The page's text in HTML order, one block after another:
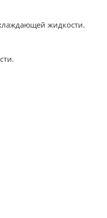
жидкости.